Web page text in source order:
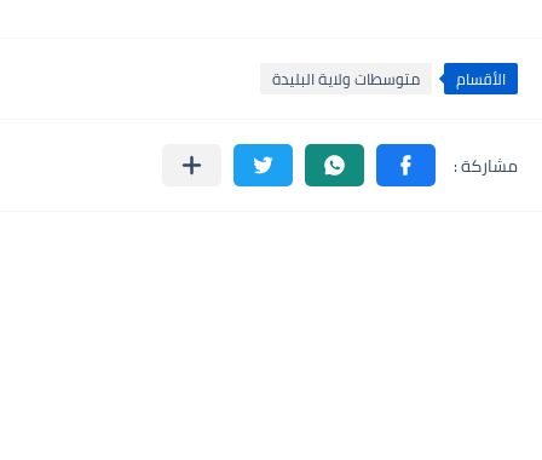
الأقسام متوسطات ولاية البليدة